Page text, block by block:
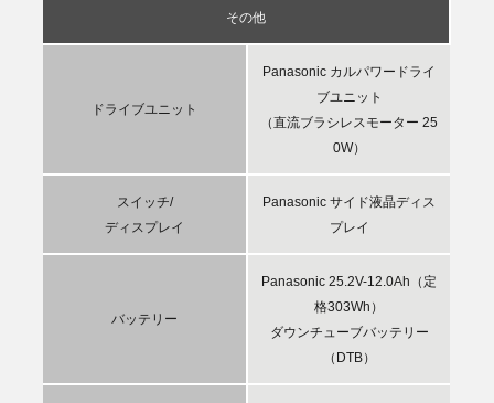
その他
ドライブユニット
Panasonic カルパワードライ
ブユニット
（直流ブラシレスモーター 25
0W）
スイッチ/
ディスプレイ
Panasonic サイド液晶ディス
プレイ
バッテリー
Panasonic 25.2V-12.0Ah（定
格303Wh）
ダウンチューブバッテリー
（DTB）